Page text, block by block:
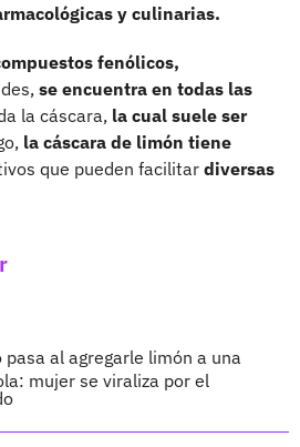
y culinarias.
fenólicos,
se encuentra en todas las
la cáscara, la cual suele ser
la cáscara de limón tiene
que pueden facilitar diversas
pasa al agregarle limón a una
mujer se viraliza por el